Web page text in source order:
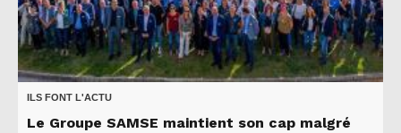
ILS FONT L'ACTU
Le Groupe SAMSE maintient son cap malgré